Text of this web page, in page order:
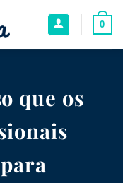
0
que os